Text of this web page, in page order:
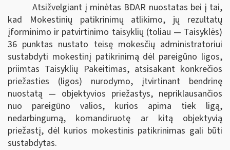
Atsižvelgiant į minėtas BDAR nuostatas bei į tai,
kad Mokestinių patikrinimų atlikimo, jų rezultatų
įforminimo ir patvirtinimo taisyklių (toliau — Taisyklės)
36 punktas nustato teisę mokesčių administratoriui
sustabdyti mokestinį patikrinimą dėl pareigūno ligos,
priimtas Taisyklių Pakeitimas, atsisakant konkrečios
priežasties (ligos) nurodymo, įtvirtinant bendrinę
nuostatą — objektyvios priežastys, nepriklausančios
nuo pareigūno valios, kurios apima tiek ligą,
nedarbingumą, komandiruotę ar kitą objektyvią
priežastį, dėl kurios mokestinis patikrinimas gali būti
sustabdytas.